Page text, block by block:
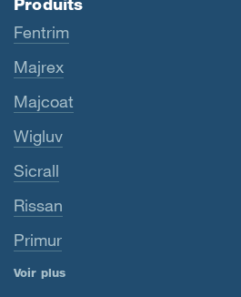
Fentrim
Majrex
Majcoat
Wigluv
Sicrall
Rissan
Primur
Voir plus